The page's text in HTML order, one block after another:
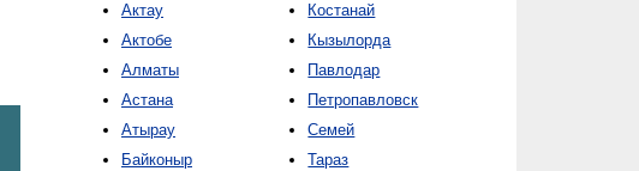
Актау
Актобе
Алматы
Астана
Атырау
Байконыр
Костанай
Кызылорда
Павлодар
Петропавловск
Семей
Тараз